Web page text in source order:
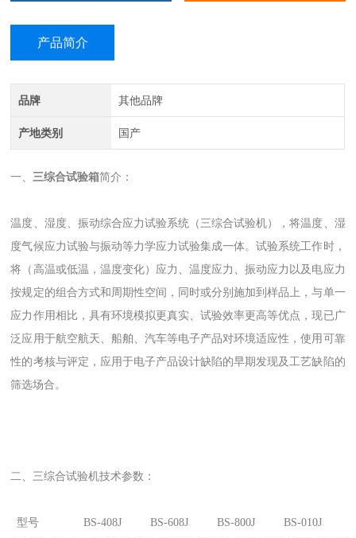
产品简介
品牌 其他品牌
产地类别 国产
一、三综合试验箱简介：
温度、湿度、振动综合应力试验系统（三综合试验机），将温度、湿
度气候应力试验与振动等力学应力试验集成一体。试验系统工作时，
将（高温或低温，温度变化）应力、温度应力、振动应力以及电应力
按规定的组合方式和周期性空间，同时或分别施加到样品上，与单一
应力作用相比，具有环境模拟更真实、试验效率更高等优点，现已广
泛应用于航空航天、船舶、汽车等电子产品对环境适应性，使用可靠
性的考核与评定，应用于电子产品设计缺陷的早期发现及工艺缺陷的
筛选场合。
二、三综合试验机技术参数：
型号 BS-408J BS-608J BS-800J
BS-010J